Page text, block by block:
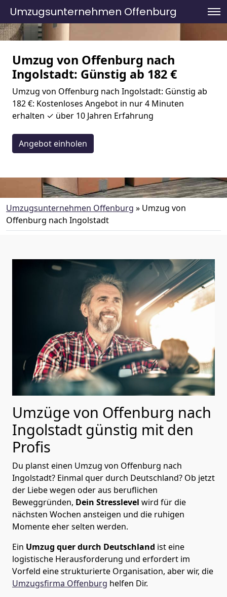
Umzugsunternehmen Offenburg
Umzug von Offenburg nach
Ingolstadt: Günstig ab 182 €
Umzug von Offenburg nach Ingolstadt: Günstig ab
182 €: Kostenloses Angebot in nur 4 Minuten
erhalten ✓ über 10 Jahren Erfahrung
Angebot einholen
Umzugsunternehmen Offenburg » Umzug von
Offenburg nach Ingolstadt
Umzüge von Offenburg nach
Ingolstadt günstig mit den
Profis
Du planst einen Umzug von Offenburg nach
Ingolstadt? Einmal quer durch Deutschland? Ob jetzt
der Liebe wegen oder aus beruflichen
Beweggründen, Dein Stresslevel wird für die
nächsten Wochen ansteigen und die ruhigen
Momente eher selten werden.
Ein Umzug quer durch Deutschland ist eine
logistische Herausforderung und erfordert im
Vorfeld eine strukturierte Organisation, aber wir, die
Umzugsfirma Offenburg helfen Dir.